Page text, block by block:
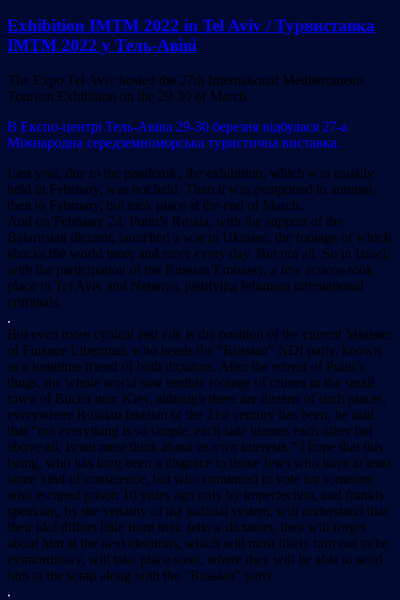
Exhibition IMTM 2022 in Tel Aviv / Турвиставка
IMTM 2022 у Тель-Авіві
The Expo Tel Aviv hosted the 27th International Mediterranean
Tourism Exhibition on the 29-30 of March.
В Експо-центрі Тель-Авіва 29-30 березня відбулася 27-а
Міжнародна середземноморська туристична виставка.
Last year, due to the pandemic, the exhibition, which was usually
held in February, was not held. Then it was postponed to autumn,
then to February, but took place at the end of March.
And on February 24, Putin’s Russia, with the support of the
Belarusian dictator, launched a war in Ukraine, the footage of which
shocks the world more and more every day. But not all. So in Israel,
with the participation of the Russian Embassy, a few actions took
place in Tel Aviv and Netanya, justifying inhuman international
criminals.
.
But even more cynical and vile is the position of the current Minister
of Finance Liberman, who heads the “Russian” NDI party, known
as a longtime friend of both dictators. After the retreat of Putin’s
thugs, the whole world saw terrible footage of crimes in the small
town of Bucha near Kiev, although there are dozens of such places,
everywhere Russian fascism of the 21st century has been, he said
that “not everything is so simple, each side blames each other but
above all, Israel must think about its own interests.” I hope that this
being, who has long been a disgrace to those Jews who have at least
some kind of conscience, but who continued to vote for someone
who escaped prison 10 years ago only by imperfection, and frankly
speaking, by the venality of the judicial system, will understand that
their idol differs little from their fellow dictators, they will forget
about him at the next elections, which will most likely turn out to be
extraordinary, will take place soon, where they will be able to send
him to the scrap along with the “Russian” party.
.